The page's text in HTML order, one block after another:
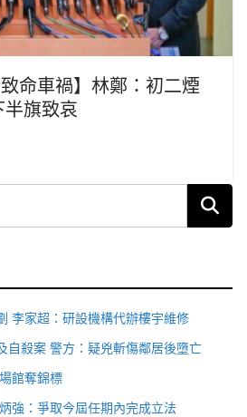
致命車禍】林鄭：初二煙
旗致哀
李家超：研設機構代辦樓宇維修
自殺案 警方：疑兇斬傷鄰居後墮亡
館奪錦標
強：爭取今屆任期內完成立法